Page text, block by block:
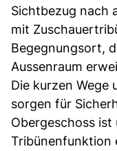
Sichtbezug nach
mit
Begegnungsort,
Aussenraum
Die kurzen
sorgen für
Obergeschoss
Tribünenfunktion